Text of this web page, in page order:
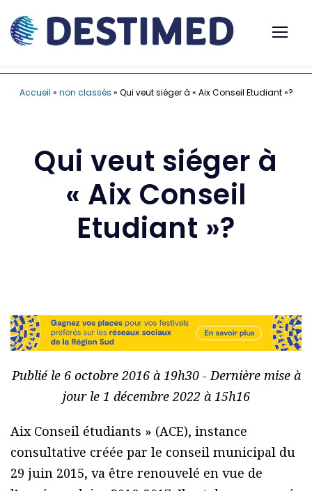
Accueil » non classés » Qui veut siéger à « Aix Conseil Etudiant »?
Qui veut siéger à
« Aix Conseil
Etudiant »?
Publié le 6 octobre 2016 à 19h30 - Dernière mise à
jour le 1 décembre 2022 à 15h16
Aix Conseil étudiants » (ACE), instance
consultative créée par le conseil municipal du
29 juin 2015, va être renouvelé en vue de